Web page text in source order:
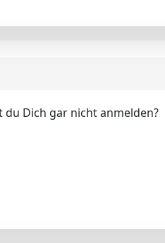
du Dich gar nicht anmelden?